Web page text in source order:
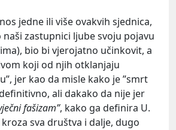
jedne ili više ovakvih sjednica,
zastupnici ljube svoju pojavu
bio bi vjerojatno učinkovit, a
koji od njih otklanjaju
jer kao da misle kako je ”smrt
ali dakako da nije jer
fašizam”, kako ga definira U.
sva društva i dalje, dugo